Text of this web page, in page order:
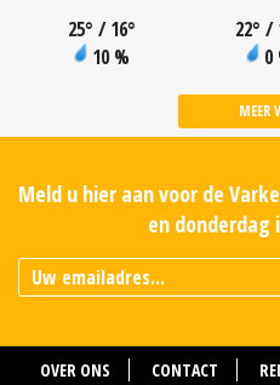
25° / 16°
10 %
22° /
0
MEER
Meld u hier aan voor de
en donderdag
OVER ONS CONTACT